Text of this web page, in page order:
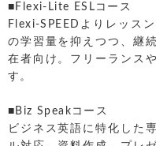
■Flexi-Lite ESLコース
Flexi-SPEEDよりレッス
の学習量を抑えつつ、継
在者向け。フリーランス
す。
■Biz Speakコース
ビジネス英語に特化した